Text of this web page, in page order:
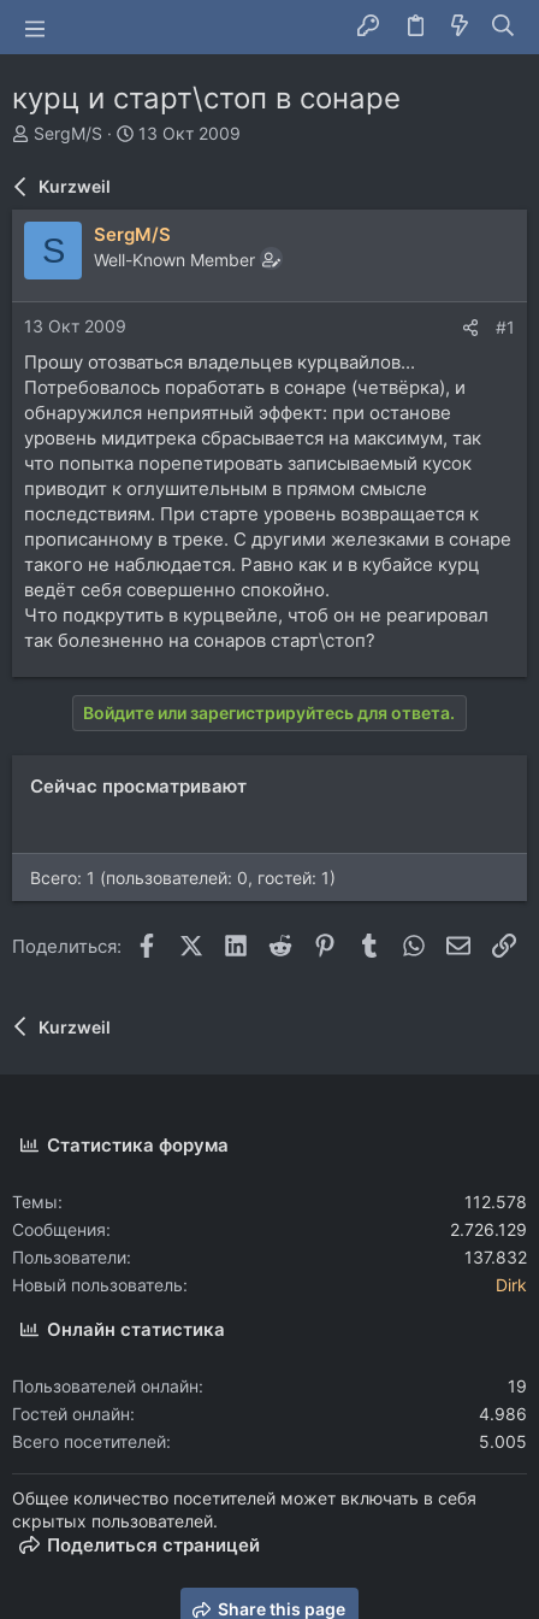
курц и старт\стоп в сонаре
А
т
р
ы
SergM/S
Д
н
а
ч
13 Окт 2009
Kurzweil
S SergM/S
Well-Known Member
13 Окт 2009 #1
Прошу отозваться владельцев курцвайлов...
Потребовалось поработать в сонаре (четвёрка), и
обнаружился неприятный эффект: при останове
уровень мидитрека сбрасывается на максимум, так
что попытка порепетировать записываемый кусок
приводит к оглушительным в прямом смысле
последствиям. При старте уровень возвращается к
прописанному в треке. С другими железками в сонаре
такого не наблюдается. Равно как и в кубайсе курц
ведёт себя совершенно спокойно.
Что подкрутить в курцвейле, чтоб он не реагировал
так болезненно на сонаров старт\стоп?
Войдите или зарегистрируйтесь для ответа.
Сейчас просматривают
Всего: 1 (пользователей: 0, гостей: 1)
Поделиться: FacebookX (Twitter)
LinkedIn
Reddit Pinterest
Tumblr WhatsApp
Kurzweil
Статистика форума
Темы
112.578
Сообщения
2.726.129
Пользователи
137.832
Новый пользователь
Dirk
Онлайн статистика
Пользователей онлайн
19
Гостей онлайн
4.986
Всего посетителей
5.005
Общее количество посетителей может включать в себя
скрытых пользователей.
Поделиться страницей
Share this page